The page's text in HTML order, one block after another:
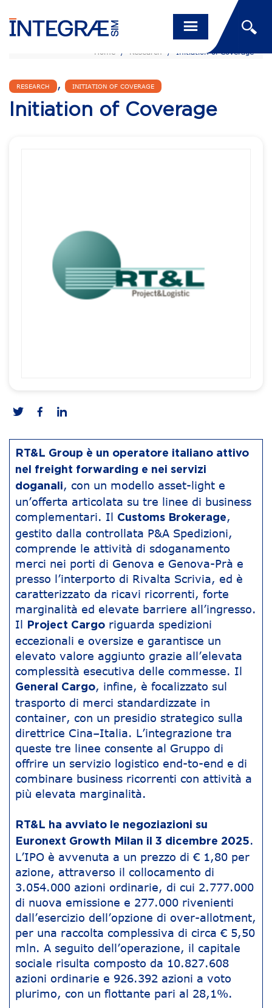
Home / Research / Initiation of Coverage
RESEARCH , INITIATION OF COVERAGE
Initiation of Coverage
RT&L Group è un operatore italiano attivo
nel freight forwarding e nei servizi
doganali, con un modello asset-light e
un’offerta articolata su tre linee di business
complementari. Il Customs Brokerage,
gestito dalla controllata P&A Spedizioni,
comprende le attività di sdoganamento
merci nei porti di Genova e Genova-Prà e
presso l’interporto di Rivalta Scrivia, ed è
caratterizzato da ricavi ricorrenti, forte
marginalità ed elevate barriere all’ingresso.
Il
Project Cargo riguarda spedizioni
eccezionali e oversize e garantisce un
elevato valore aggiunto grazie all’elevata
complessità esecutiva delle commesse. Il
General Cargo, infine, è focalizzato sul
trasporto di merci standardizzate in
container, con un presidio strategico sulla
direttrice Cina–Italia. L’integrazione tra
queste tre linee consente al Gruppo di
offrire un servizio logistico end-to-end e di
combinare business ricorrenti con attività a
più elevata marginalità.
RT&L ha avviato le negoziazioni su
Euronext Growth Milan il 3 dicembre 2025.
L’IPO è avvenuta a un prezzo di € 1,80 per
azione, attraverso il collocamento di
3.054.000 azioni ordinarie, di cui 2.777.000
di nuova emissione e 277.000 rivenienti
dall’esercizio dell’opzione di over-allotment,
per una raccolta complessiva di circa € 5,50
mln. A seguito dell’operazione, il capitale
sociale risulta composto da 10.827.608
azioni ordinarie e 926.392 azioni a voto
plurimo, con un flottante pari al 28,1%.